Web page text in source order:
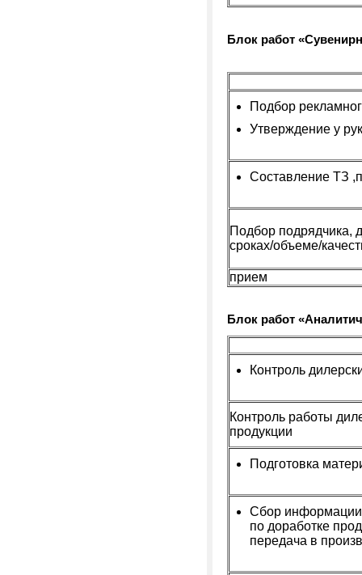
Блок работ
Подбор
Утверждение у
Составление ТЗ
Подбор подрядчика,
сроках/объеме/
прием
Блок работ «
Контроль
Контроль работы
продукции
Подготовка
Сбор информации
по доработке
передача в